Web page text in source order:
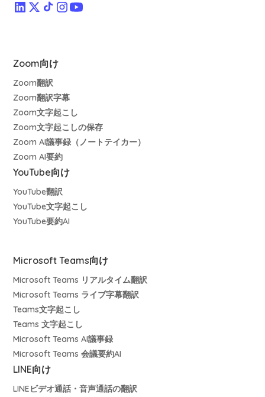
Zoom向け
Zoom翻訳
Zoom翻訳字幕
Zoom文字起こし
Zoom文字起こしの保存
Zoom AI議事録（ノートテイカー）
Zoom AI要約
YouTube向け
YouTube翻訳
YouTube文字起こし
YouTube要約AI
Microsoft Teams向け
Microsoft Teams リアルタイム翻訳
Microsoft Teams ライブ字幕翻訳
Teams文字起こし
Teams 文字起こし
Microsoft Teams AI議事録
Microsoft Teams 会議要約AI
LINE向け
LINEビデオ通話・音声通話の翻訳